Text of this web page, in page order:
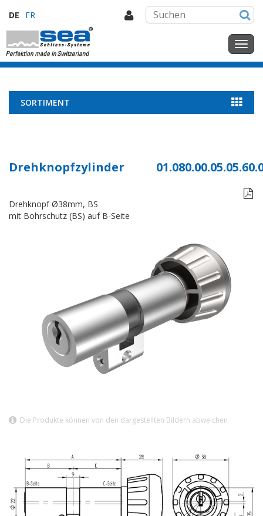
DE FR
SORTIMENT
Drehknopfzylinder

Drehknopf Ø38mm, BS
mit Bohrschutz (BS) auf B-Seite
Die Produkte können von den dargestellten Bildern abweichen